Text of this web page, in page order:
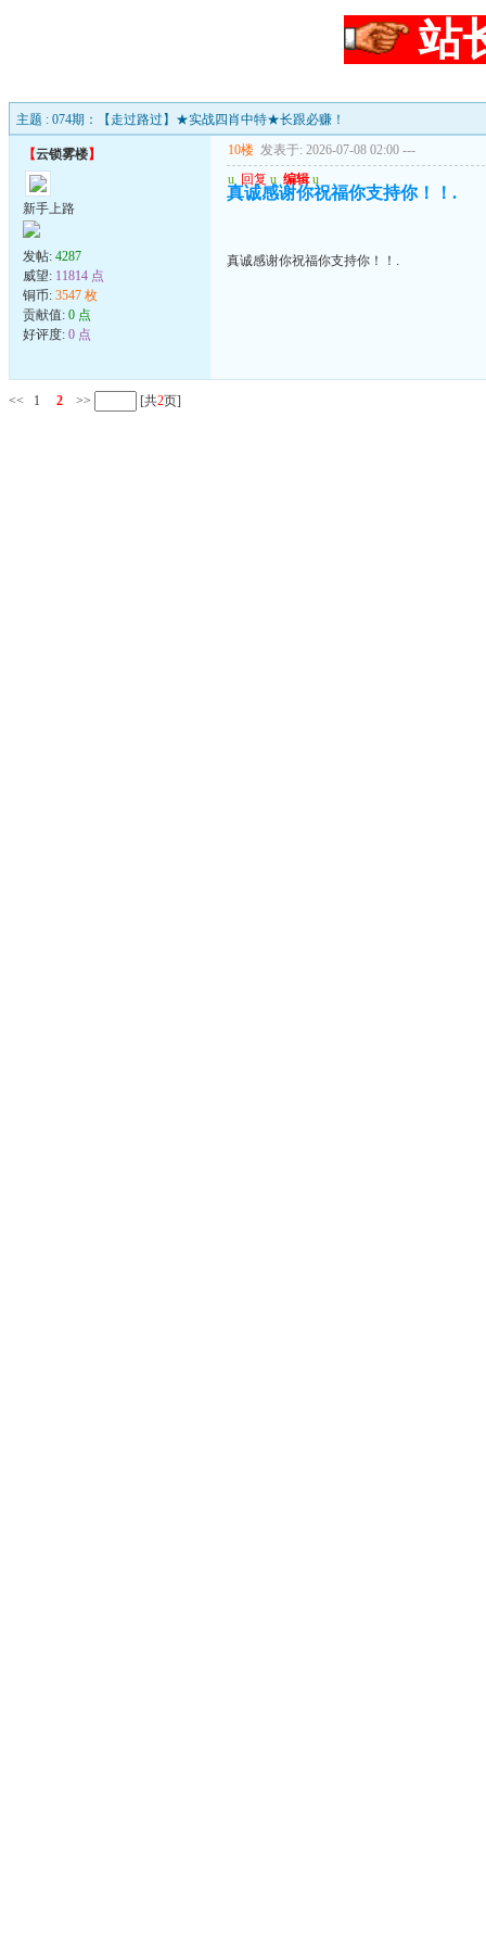
站
主题 : 074期：【走过路过】★实战四肖中特★长跟必赚！
【云锁雾楼】
新手上路
发帖: 4287
威望: 11814 点
铜币: 3547 枚
贡献值: 0 点
好评度: 0 点
10楼 发表于: 2026-07-08 02:00 ---
u 回复 u 编辑 u
真诚感谢你祝福你支持你！！.
真诚感谢你祝福你支持你！！.
<< 1 2 >> [共2页]